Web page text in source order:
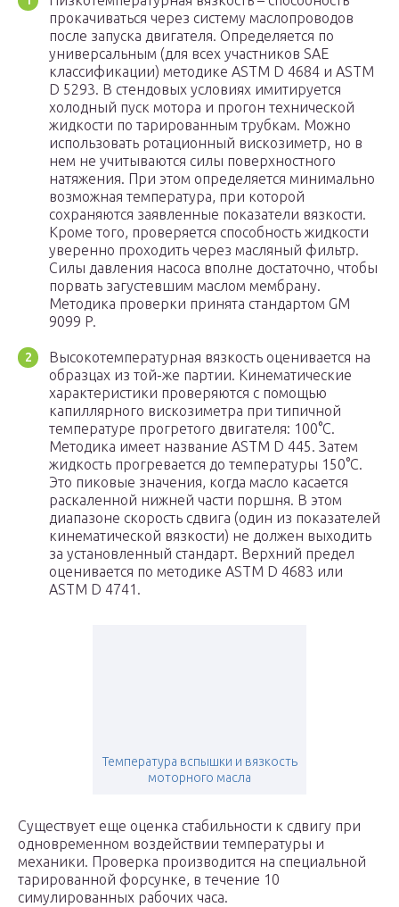
прокачиваться через систему маслопроводов
после запуска двигателя. Определяется по
универсальным (для всех участников SAE
классификации) методике ASTM D 4684 и ASTM
D 5293. В стендовых условиях имитируется
холодный пуск мотора и прогон технической
жидкости по тарированным трубкам. Можно
использовать ротационный вискозиметр, но в
нем не учитываются силы поверхностного
натяжения. При этом определяется минимально
возможная температура, при которой
сохраняются заявленные показатели вязкости.
Кроме того, проверяется способность жидкости
уверенно проходить через масляный фильтр.
Силы давления насоса вполне достаточно, чтобы
порвать загустевшим маслом мембрану.
Методика проверки принята стандартом GM
9099 P.
Высокотемпературная вязкость оценивается на
образцах из той-же партии. Кинематические
характеристики проверяются с помощью
капиллярного вискозиметра при типичной
температуре прогретого двигателя: 100°С.
Методика имеет название ASTM D 445. Затем
жидкость прогревается до температуры 150°С.
Это пиковые значения, когда масло касается
раскаленной нижней части поршня. В этом
диапазоне скорость сдвига (один из показателей
кинематической вязкости) не должен выходить
за установленный стандарт. Верхний предел
оценивается по методике ASTM D 4683 или
ASTM D 4741.
Температура вспышки и вязкость
моторного масла
Существует еще оценка стабильности к сдвигу при
одновременном воздействии температуры и
механики. Проверка производится на специальной
тарированной форсунке, в течение 10
симулированных рабочих часа.